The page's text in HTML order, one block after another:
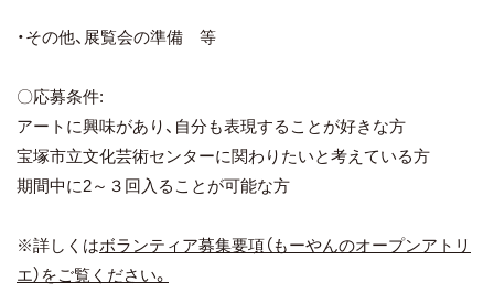
・その他、展覧会の準備 等
〇応募条件:
アートに興味があり、自分も表現することが好きな方
宝塚市立文化芸術センターに関わりたいと考えている方
期間中に2～３回入ることが可能な方
※詳しくはボランティア募集要項（もーやんのオープンアトリ
エ）をご覧ください。